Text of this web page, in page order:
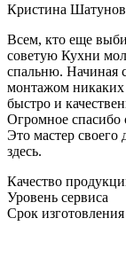
Кристина
Всем, кто еще
советую Кухни
спальню. Начиная
монтажом никаких
быстро и
Огромное спасибо
Это мастер своего
здесь.
Качество
Уровень сервиса
Срок изготовления